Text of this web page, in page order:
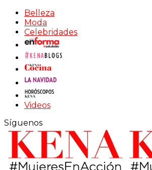
Belleza
Moda
Celebridades
Videos
Síguenos